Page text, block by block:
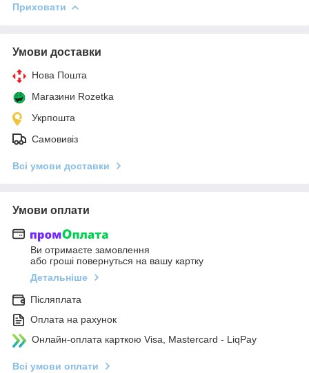
Приховати
Умови доставки
Нова Пошта
Магазини Rozetka
Укрпошта
Самовивіз
Всі умови доставки
Умови оплати
Ви отримаєте замовлення
або гроші повернуться на вашу картку
Детальніше
Післяплата
Оплата на рахунок
Онлайн-оплата карткою Visa, Mastercard - LiqPay
Всі умови оплати